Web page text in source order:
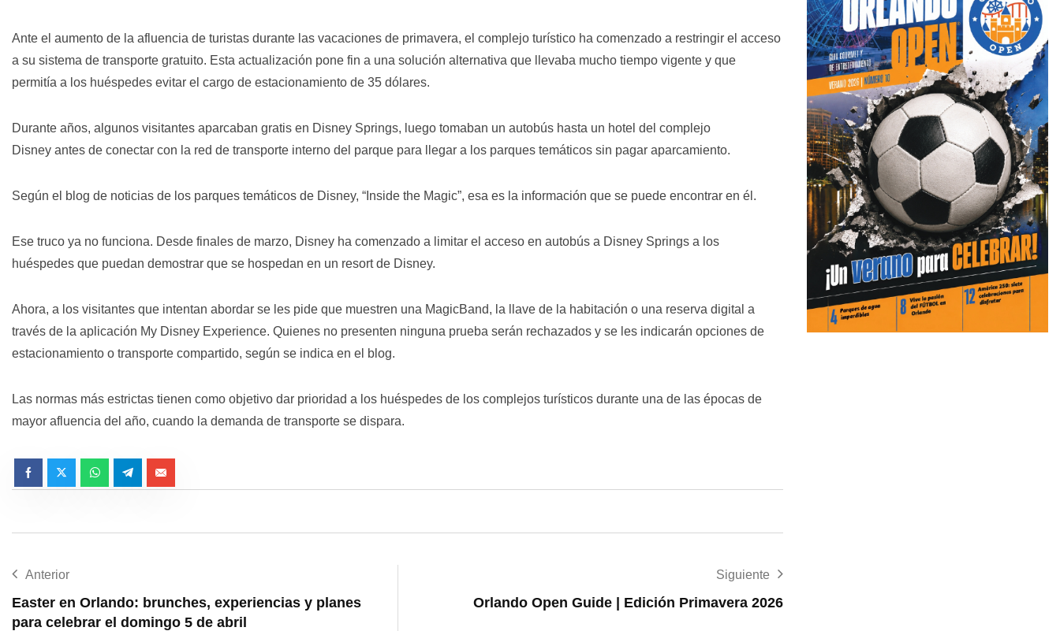
Ante el aumento de la afluencia de turistas durante las vacaciones de primavera, el complejo turístico ha comenzado a restringir el acceso
a su sistema de transporte gratuito. Esta actualización pone fin a una solución alternativa que llevaba mucho tiempo vigente y que
permitía a los huéspedes evitar el cargo de estacionamiento de 35 dólares.
Durante años, algunos visitantes aparcaban gratis en Disney Springs, luego tomaban un autobús hasta un hotel del complejo
Disney antes de conectar con la red de transporte interno del parque para llegar a los parques temáticos sin pagar aparcamiento.
Según el blog de noticias de los parques temáticos de Disney, “Inside the Magic”, esa es la información que se puede encontrar en él.
Ese truco ya no funciona. Desde finales de marzo, Disney ha comenzado a limitar el acceso en autobús a Disney Springs a los
huéspedes que puedan demostrar que se hospedan en un resort de Disney.
Ahora, a los visitantes que intentan abordar se les pide que muestren una MagicBand, la llave de la habitación o una reserva digital a
través de la aplicación My Disney Experience. Quienes no presenten ninguna prueba serán rechazados y se les indicarán opciones de
estacionamiento o transporte compartido, según se indica en el blog.
Las normas más estrictas tienen como objetivo dar prioridad a los huéspedes de los complejos turísticos durante una de las épocas de
mayor afluencia del año, cuando la demanda de transporte se dispara.
Anterior
Easter en Orlando: brunches, experiencias y planes
para celebrar el domingo 5 de abril
Siguiente
Orlando Open Guide | Edición Primavera 2026